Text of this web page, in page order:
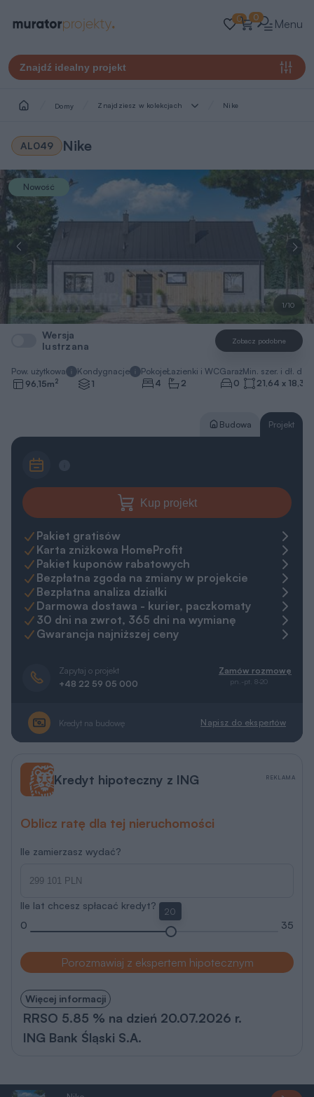
0 0 Menu
Znajdź idealny projekt
Domy Znajdziesz w kolekcjach Nike
AL049 Nike
1/10
Nowość
Wersja
lustrzana
Zobacz podobne
Pow. użytkowa
96,15m2
Kondygnacje
1
Pokoje
4
Łazienki i WC
2
Garaż
0
Min. szer. i dł.
21,64 x 18,39
Budowa Projekt
Kup projekt
Pakiet gratisów
Karta zniżkowa HomeProfit
Pakiet kuponów rabatowych
Bezpłatna zgoda na zmiany w projekcie
Bezpłatna analiza działki
Darmowa dostawa - kurier, paczkomaty
30 dni na zwrot, 365 dni na wymianę
Gwarancja najniższej ceny
Zapytaj o projekt
+48 22 59 05 000
Zamów rozmowę
pn.-pt. 8-20
Kredyt na budowę Napisz do ekspertów
Kredyt hipoteczny z ING
Oblicz ratę dla tej nieruchomości
Ile zamierzasz wydać?
Ile lat chcesz spłacać kredyt?
0
20
35
Porozmawiaj z ekspertem hipotecznym
Więcej informacji
RRSO 5.85 % na dzień 20.07.2026 r.
ING Bank Śląski S.A.
REKLAMA